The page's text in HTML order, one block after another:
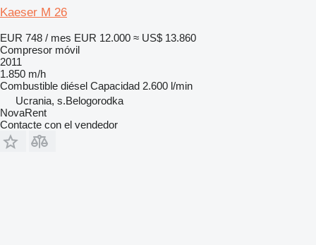
Kaeser M 26
EUR 748 / mes EUR 12.000 ≈ US$ 13.860
Compresor móvil
2011
1.850 m/h
Combustible diésel Capacidad 2.600 l/min
Ucrania, s.Belogorodka
NovaRent
Contacte con el vendedor